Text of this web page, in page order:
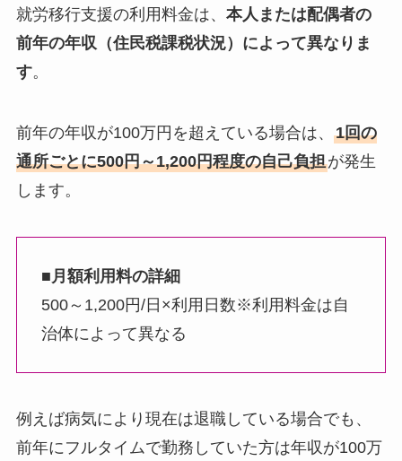
就労移行支援の利用料金は、 本人または配偶者の
前年の年収（住民税課税状況）によって異なりま
す。
前年の年収が100万円を超えている場合は、 1回の
通所ごとに500円～1,200円程度の自己負担が発生
します。
■月額利用料の詳細
500～1,200円/日×利用日数※利用料金は自
治体によって異なる
例えば病気により現在は退職している場合でも、
前年にフルタイムで勤務していた方は年収が100万